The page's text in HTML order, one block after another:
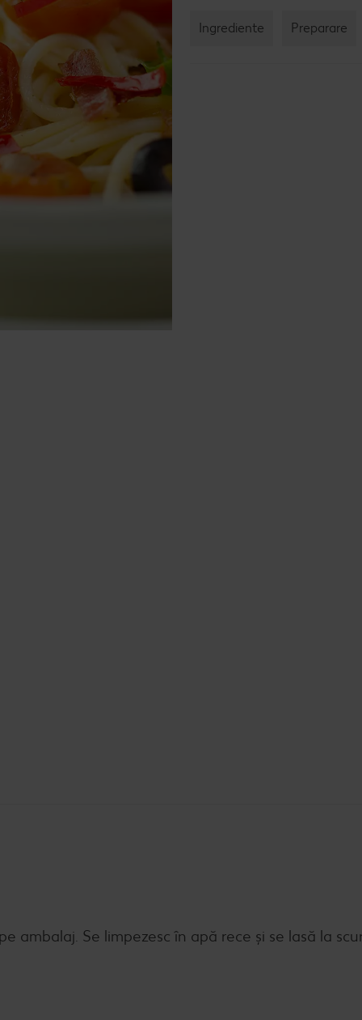
Ingrediente Preparare
Se limpezesc în apă rece și se lasă la